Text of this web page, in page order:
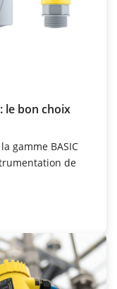
le bon choix
gamme BASIC
de